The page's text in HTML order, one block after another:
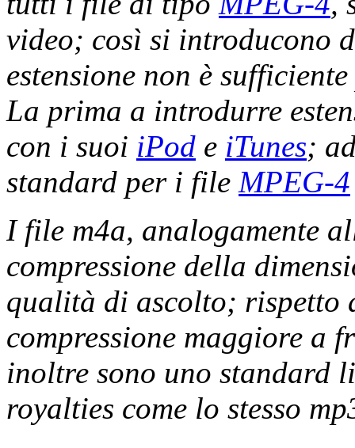
video; così si introducono
estensione non è
La prima a introdurre
con i suoi iPod e iTunes;
standard per i file MPEG-4
I file m4a, analogamente
compressione della
qualità di ascolto; rispetto
compressione maggiore a
inoltre sono uno standard
royalties come lo stesso